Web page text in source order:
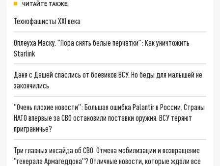
ЧИТАЙТЕ ТАКЖЕ:
Технофашисты XXI века
Оплеуха Маску. "Пора снять белые перчатки": Как уничтожить
Starlink
Даня с Дашей спаслись от боевиков ВСУ. Но беды для малышей не
закончились
"Очень плохие новости": Большая ошибка Palantir в России. Страны
НАТО впервые за СВО остановили поставки оружия. ВСУ теряют
приграничье?
Три главных инсайда об СВО. Отмена мобилизации и возвращение
"генерала Армагеддона"? Отличные новости, которые ждали все